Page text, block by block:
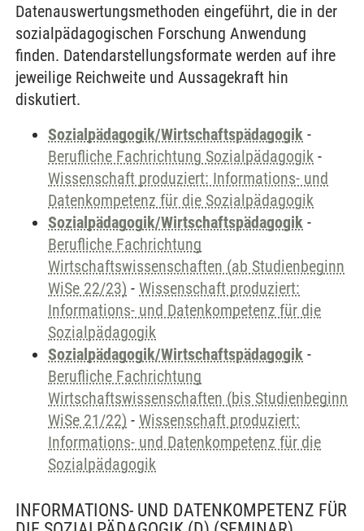
Datenauswertungsmethoden eingeführt, die in der
sozialpädagogischen Forschung Anwendung
finden. Datendarstellungsformate werden auf ihre
jeweilige Reichweite und Aussagekraft hin
diskutiert.
Sozialpädagogik/Wirtschaftspädagogik -
Berufliche Fachrichtung Sozialpädagogik -
Wissenschaft produziert: Informations- und
Datenkompetenz für die Sozialpädagogik
Sozialpädagogik/Wirtschaftspädagogik -
Berufliche Fachrichtung
Wirtschaftswissenschaften (ab Studienbeginn
WiSe 22/23) - Wissenschaft produziert:
Informations- und Datenkompetenz für die
Sozialpädagogik
Sozialpädagogik/Wirtschaftspädagogik -
Berufliche Fachrichtung
Wirtschaftswissenschaften (bis Studienbeginn
WiSe 21/22) - Wissenschaft produziert:
Informations- und Datenkompetenz für die
Sozialpädagogik
INFORMATIONS- UND DATENKOMPETENZ FÜR